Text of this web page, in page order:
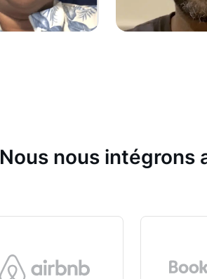
Nous nous intégrons